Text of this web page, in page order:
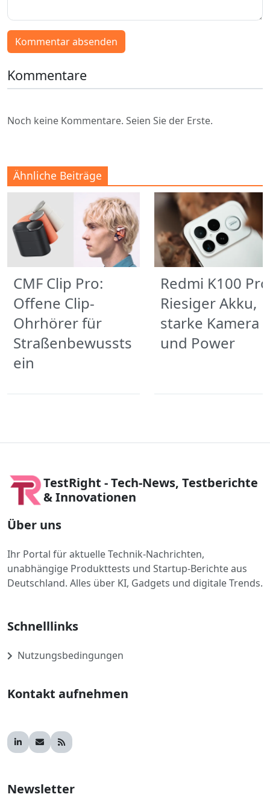
Kommentar absenden
Kommentare
Noch keine Kommentare. Seien Sie der Erste.
Ähnliche Beiträge
CMF Clip Pro:
Offene Clip-
Ohrhörer für
Straßenbewussts
ein
Redmi K100
Riesiger Akku,
starke Kamera
und Power
TestRight - Tech-News, Testberichte
& Innovationen
Über uns
Ihr Portal für aktuelle Technik-Nachrichten,
unabhängige Produkttests und Startup-Berichte aus
Deutschland. Alles über KI, Gadgets und digitale Trends.
Schnelllinks
Nutzungsbedingungen
Kontakt aufnehmen
Newsletter